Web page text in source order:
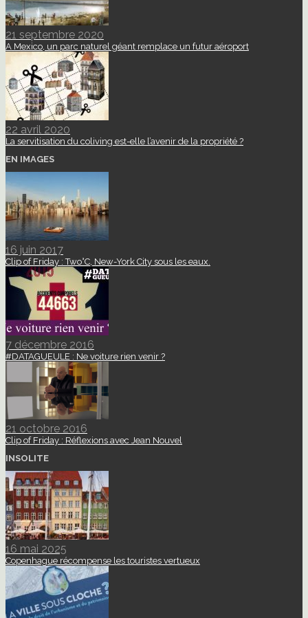
21 septembre 2020
A Mexico, un parc naturel géant remplace un futur aéroport
22 avril 2020
La servitisation du coliving est-elle l’avenir de la propriété ?
EN IMAGES
16 juin 2017
Clip of Friday : Two°C, New-York City sous les eaux.
7 décembre 2016
#DATAGUEULE : Ne voiture rien venir ?
21 octobre 2016
Clip of Friday : Réflexions avec Jean Nouvel
INSOLITE
16 mai 2025
Copenhague récompense les touristes vertueux